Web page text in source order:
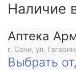
Наличие
Аптека
г. Сочи, ул.
Выбрать